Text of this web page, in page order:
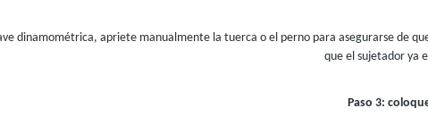
dinamométrica, apriete manualmente la tuerca o el perno para asegurarse de
que el sujetador ya
Paso 3: